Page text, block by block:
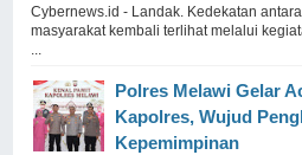
Cybernews.id - Landak. Kedekatan
masyarakat kembali terlihat melalui
...
Polres Melawi Gelar
Kapolres, Wujud
Kepemimpinan